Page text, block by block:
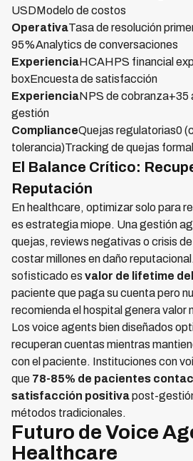
USDModelo de costos
OperativaTasa de resolución
95%Analytics de conversaciones
ExperienciaHCAHPS financial
boxEncuesta de satisfacción
ExperienciaNPS de cobranza+35
gestión
ComplianceQuejas regulatorias0
tolerancia)Tracking de quejas
El Balance Crítico:
Reputación
En healthcare, optimizar solo para
es estrategia miope. Una gestión
quejas, reviews negativas o crisis
costar millones en daño
sofisticado es valor de lifetime
paciente que paga su cuenta pero
recomienda el hospital genera valor
Los voice agents bien diseñados
recuperan cuentas mientras
con el paciente. Instituciones con
que 78-85% de pacientes
satisfacción positivapost-
métodos tradicionales.
Futuro de Voice
Healthcare